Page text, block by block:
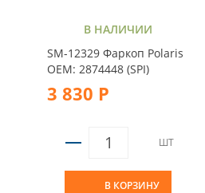
В НАЛИЧИИ
SM-12329 Фаркоп Polaris
OEM: 2874448 (SPI)
3 830 Р
ШТ
В КОРЗИНУ